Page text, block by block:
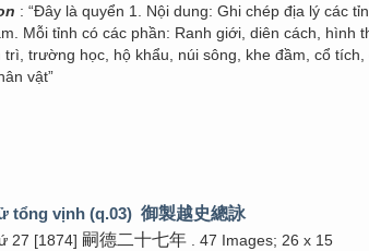
: “Đây là quyển 1. Nội dung: Ghi chép địa lý các
Mỗi tỉnh có các phần: Ranh giới, diên cách, hình
trì, trường học, hộ khẩu, núi sông, khe đầm, cổ tích,
vật”
tổng vịnh (q.03) 御製越史總詠
27 [1874] 嗣德二十七年 . 47 Images; 26 x 15